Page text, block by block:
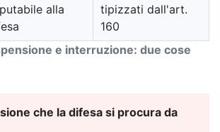
e interruzione: due cose
alla
tipizzati dall'art.
160
che la difesa si procura da